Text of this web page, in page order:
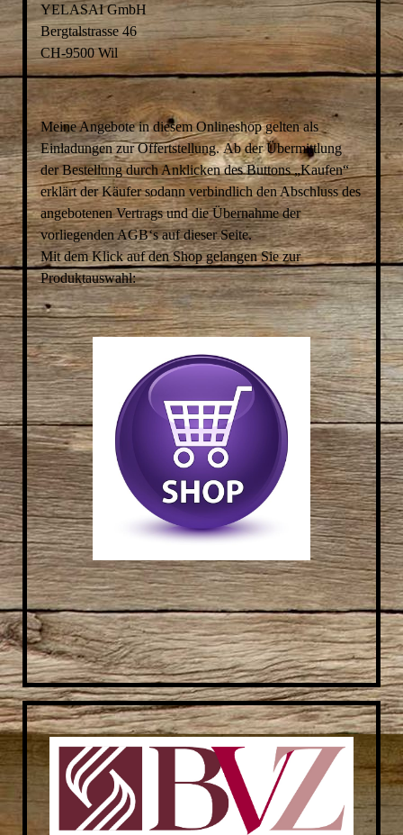
YELASAI GmbH
Bergtalstrasse 46
CH-9500 Wil
Meine Angebote in diesem Onlineshop gelten als
Einladungen zur Offertstellung. Ab der Übermittlung
der Bestellung durch Anklicken des Buttons „Kaufen“
erklärt der Käufer sodann verbindlich den Abschluss des
angebotenen Vertrags und die Übernahme der
vorliegenden AGB‘s auf dieser Seite.
Mit dem Klick auf den Shop gelangen Sie zur
Produktauswahl: